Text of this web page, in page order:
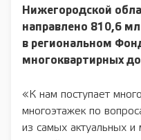
Нижегородской
направлено 810,6
в региональном
многоквартирных
«К нам поступает
многоэтажек по
из самых актуальных